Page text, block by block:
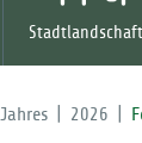
Stadtlandschaft
2026